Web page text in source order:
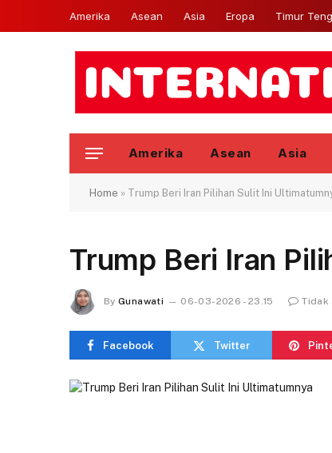
Amerika Asean Asia Eropa Timur
Amerika Asean Asia
Home » Trump Beri Iran Pilihan Sulit Ini
Trump Beri Iran
By Gunawati 06-03-2026 - 23.15 Tidak
Facebook Twitter